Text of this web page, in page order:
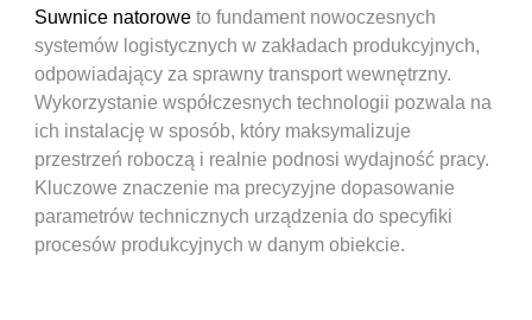
Suwnice natorowe to fundament nowoczesnych
systemów logistycznych w zakładach produkcyjnych,
odpowiadający za sprawny transport wewnętrzny.
Wykorzystanie współczesnych technologii pozwala na
ich instalację w sposób, który maksymalizuje
przestrzeń roboczą i realnie podnosi wydajność pracy.
Kluczowe znaczenie ma precyzyjne dopasowanie
parametrów technicznych urządzenia do specyfiki
procesów produkcyjnych w danym obiekcie.